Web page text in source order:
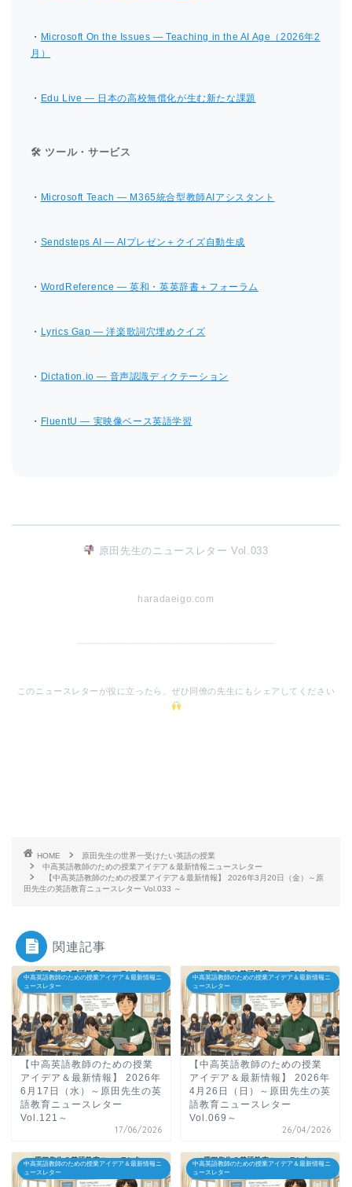
・ Microsoft On the Issues — Teaching in the AI Age（2026年2
月）
・ Edu Live — 日本の高校無償化が生む新たな課題
🛠 ツール・サービス
・ Microsoft Teach — M365統合型教師AIアシスタント
・ Sendsteps AI — AIプレゼン＋クイズ自動生成
・ WordReference — 英和・英英辞書＋フォーラム
・ Lyrics Gap — 洋楽歌詞穴埋めクイズ
・ Dictation.io — 音声認識ディクテーション
・ FluentU — 実映像ベース英語学習
原田先生のニュースレター Vol.033
haradaeigo.com
━━━━━━━━━━━━━━━━━━━━
このニュースレターが役に立ったら、ぜひ同僚の先生にもシェアしてください
HOME
原田先生の世界一受けたい英語の授業
中高英語教師のための授業アイデア＆最新情報ニュースレター
【中高英語教師のための授業アイデア＆最新情報】 2026年3月20日（金）～原
田先生の英語教育ニュースレター Vol.033 ～
関連記事
中高英語教師のための授業アイデア＆最新情報ニ
ュースレター
【中高英語教師のための授業
アイデア＆最新情報】 2026年
6月17日（水）～原田先生の英
語教育ニュースレター
Vol.121～
17/06/2026
中高英語教師のための授業アイデア＆最新情報ニ
ュースレター
【中高英語教師のための授業
アイデア＆最新情報】 2026年
4月26日（日）～原田先生の英
語教育ニュースレター
Vol.069～
26/04/2026
中高英語教師のための授業アイデア＆最新情報ニ
ュースレター
中高英語教師のための授業アイデア＆最新情報ニ
ュースレター